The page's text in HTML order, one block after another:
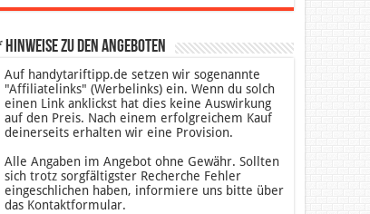
Hinweise zu den Angeboten
Auf handytariftipp.de setzen wir sogenannte
"Affiliatelinks" (Werbelinks) ein. Wenn du solch
einen Link anklickst hat dies keine Auswirkung
auf den Preis. Nach einem erfolgreichem Kauf
deinerseits erhalten wir eine Provision.
Alle Angaben im Angebot ohne Gewähr. Sollten
sich trotz sorgfältigster Recherche Fehler
eingeschlichen haben, informiere uns bitte über
das Kontaktformular.